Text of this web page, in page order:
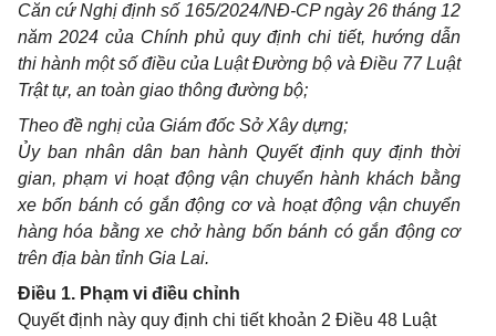
Căn cứ Nghị định số 165/2024/NĐ-CP ngày 26 tháng 12
năm 2024 của Chính phủ quy định chi tiết, hướng dẫn
thi hành một số điều của Luật Đường bộ và Điều 77 Luật
Trật tự, an toàn giao thông đường bộ;
Theo đề nghị của Giám đốc Sở Xây dựng;
Ủy ban nhân dân ban hành Quyết định quy định thời
gian, phạm vi hoạt động vận chuyển hành khách bằng
xe bốn bánh có gắn động cơ và hoạt động vận chuyển
hàng hóa bằng xe chở hàng bốn bánh có gắn động cơ
trên địa bàn tỉnh Gia Lai.
Điều 1. Phạm vi điều chỉnh
Quyết định này quy định chi tiết khoản 2 Điều 48 Luật